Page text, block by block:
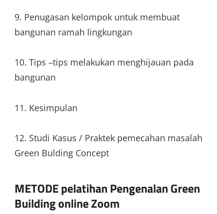
9. Penugasan kelompok untuk membuat
bangunan ramah lingkungan
10. Tips –tips melakukan menghijauan pada
bangunan
11. Kesimpulan
12. Studi Kasus / Praktek pemecahan masalah
Green Bulding Concept
METODE pelatihan Pengenalan Green
Building online Zoom